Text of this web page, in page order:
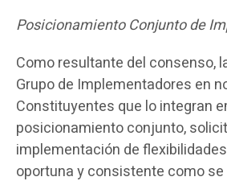
Posicionamiento Conjunto de
Como resultante del consenso,
Grupo de Implementadores en
Constituyentes que lo integran
posicionamiento conjunto,
implementación de
oportuna y consistente como